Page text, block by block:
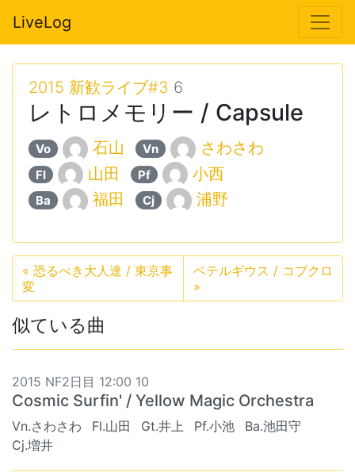
LiveLog
2015 新歓ライブ#3 6
レトロメモリー / Capsule
Vo 石山 Vn さわさわ
Fl 山田 Pf 小西
Ba 福田 Cj 浦野
« 恐るべき大人達 / 東京事
変
ベテルギウス / コブクロ
»
似ている曲
2015 NF2日目 12:00 10
Cosmic Surfin' / Yellow Magic Orchestra
Vn.さわさわ Fl.山田 Gt.井上 Pf.小池
Ba.池田守
Cj.増井